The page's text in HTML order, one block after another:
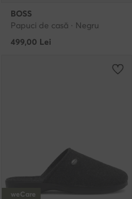
BOSS
Papuci de casă · Negru
499,00 Lei
weCare